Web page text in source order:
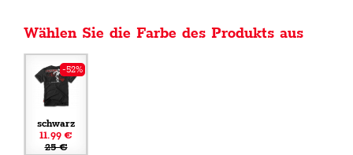
Wählen Sie die Farbe des Produkts aus
-52%
schwarz
11.99 €
25 €